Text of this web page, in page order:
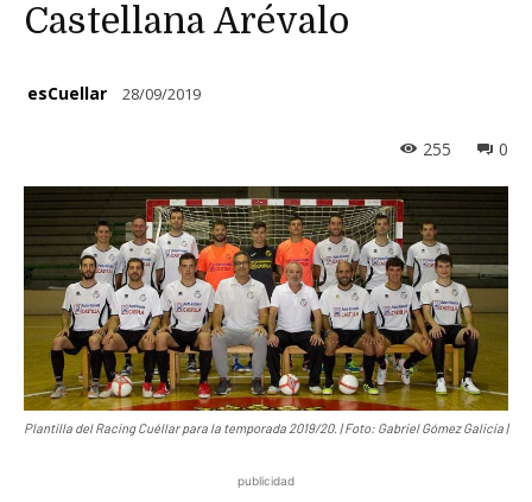
Castellana Arévalo
esCuellar 28/09/2019
0
255
Plantilla del Racing Cuéllar para la temporada 2019/20. | Foto: Gabriel Gómez Galicia |
publicidad